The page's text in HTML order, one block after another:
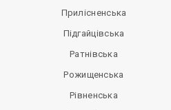
Прилісненська
Підгайцівська
Ратнівська
Рожищенська
Рівненська